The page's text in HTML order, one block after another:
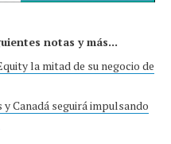
notas y más...
la mitad de su negocio de
Canadá seguirá impulsando